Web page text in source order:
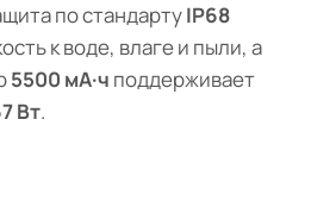
по стандартуIP68
к воде, влаге и пыли, а
5500 мА·ч поддерживает
Вт.